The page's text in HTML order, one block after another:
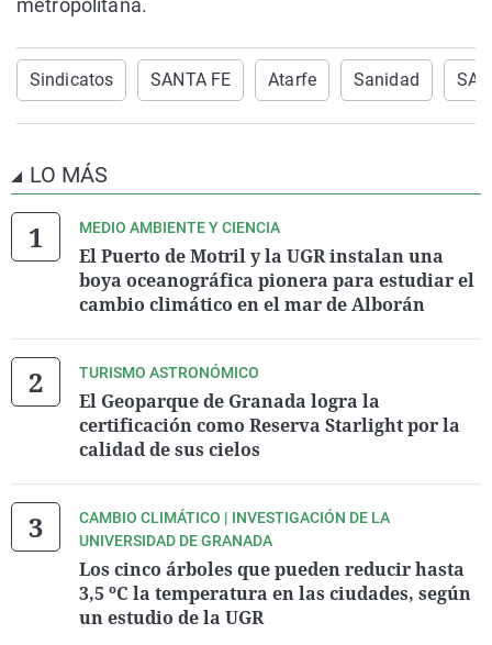
metropolitana.
Sindicatos SANTA FE Atarfe Sanidad SAS
LO MÁS
MEDIO AMBIENTE Y CIENCIA
El Puerto de Motril y la UGR instalan una
boya oceanográfica pionera para estudiar el
cambio climático en el mar de Alborán
TURISMO ASTRONÓMICO
El Geoparque de Granada logra la
certificación como Reserva Starlight por la
calidad de sus cielos
CAMBIO CLIMÁTICO | INVESTIGACIÓN DE LA
UNIVERSIDAD DE GRANADA
Los cinco árboles que pueden reducir hasta
3,5 ºC la temperatura en las ciudades, según
un estudio de la UGR